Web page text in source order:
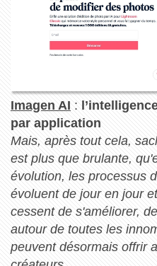
Imagen AI :
par application
Mais, après tout cela,
est plus que brulante,
évolution, les processus
évoluent de jour en jour
cessent de s'améliorer,
autour de toutes les
peuvent désormais offrir